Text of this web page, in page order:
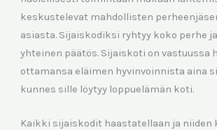
keskustelevat mahdollisten
asiasta. Sijaiskodiksi ryhtyy koko perhe
yhteinen päätös. Sijaiskoti on vastuussa
ottamansa eläimen hyvinvoinnista aina
kunnes sille löytyy loppuelämän koti.
Kaikki sijaiskodit haastatellaan ja niiden